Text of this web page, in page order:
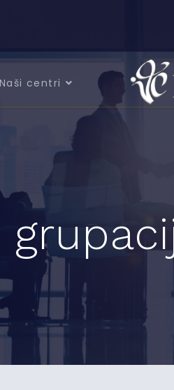
Naši centri